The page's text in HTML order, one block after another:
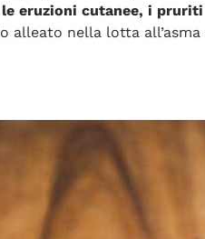
eruzioni cutanee, i
nella lotta all’asma